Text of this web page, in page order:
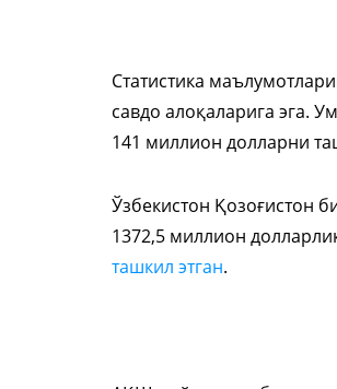
Статистика
савдо алоқаларига эга.
141 миллион долларни
Ўзбекистон Қозоғистон
1372,5 миллион
ташкил этган.